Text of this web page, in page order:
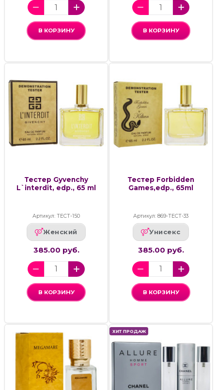
В КОРЗИНУ В КОРЗИНУ
Тестер Gyvenchy
L`interdit, edp., 65 ml
Артикул: ТЕСТ-150
Женский
385.00 руб.
В КОРЗИНУ
Тестер Forbidden
Games,edp., 65ml
Артикул: 869-ТЕСТ-33
Унисекс
385.00 руб.
В КОРЗИНУ
ХИТ ПРОДАЖ